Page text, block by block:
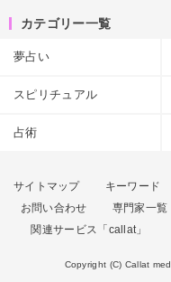
カテゴリー一覧
夢占い
スピリチュアル
占術
サイトマップ キーワード
お問い合わせ
専門家一覧
関連サービス「callat」
Copyright (C) Callat